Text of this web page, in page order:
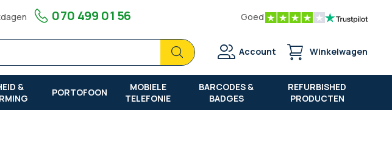
070 499 01 56 Goed
Zoek
Zoek
Account Winkelwagen
&
PORTOFOON
MOBIELE
TELEFONIE
BARCODES &
BADGES
REFURBISHED
PRODUCTEN